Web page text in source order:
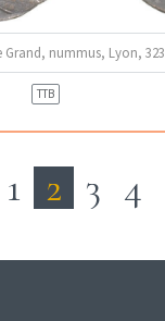
Grand, nummus, Lyon, 323
TTB
1 2 3 4